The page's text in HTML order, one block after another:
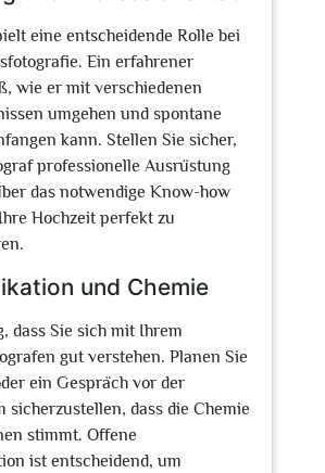
eine entscheidende Rolle bei
Ein erfahrener
wie er mit verschiedenen
umgehen und spontane
kann. Stellen Sie sicher,
professionelle Ausrüstung
das notwendige Know-how
Hochzeit perfekt zu
und Chemie
dass Sie sich mit Ihrem
gut verstehen. Planen Sie
ein Gespräch vor der
sicherzustellen, dass die Chemie
stimmt. Offene
ist entscheidend, um